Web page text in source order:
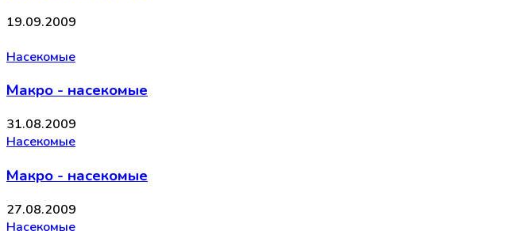
19.09.2009
Насекомые
Макро - насекомые
31.08.2009
Насекомые
Макро - насекомые
27.08.2009
Насекомые